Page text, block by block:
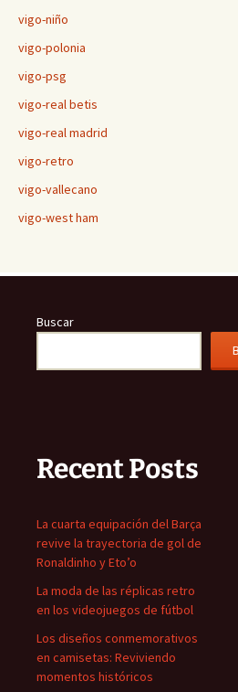
vigo-niño
vigo-polonia
vigo-psg
vigo-real betis
vigo-real madrid
vigo-retro
vigo-vallecano
vigo-west ham
Buscar
Recent Posts
La cuarta equipación del Barça
revive la trayectoria de gol de
Ronaldinho y Eto’o
La moda de las réplicas retro
en los videojuegos de fútbol
Los diseños conmemorativos
en camisetas: Reviviendo
momentos históricos